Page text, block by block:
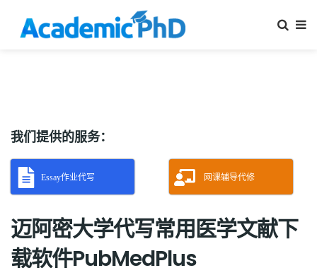
我们提供的服务：
Essay作业代写 网课辅导代修
迈阿密大学代写常用医学文献下
载软件PubMedPlus